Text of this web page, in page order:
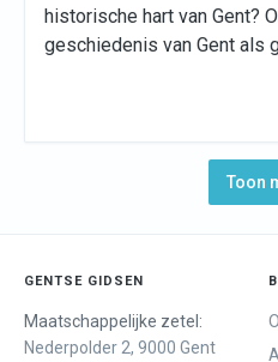
historische hart van Gent?
geschiedenis van Gent als
Toon
GENTSE GIDSEN
Maatschappelijke zetel:
Nederpolder 2, 9000 Gent